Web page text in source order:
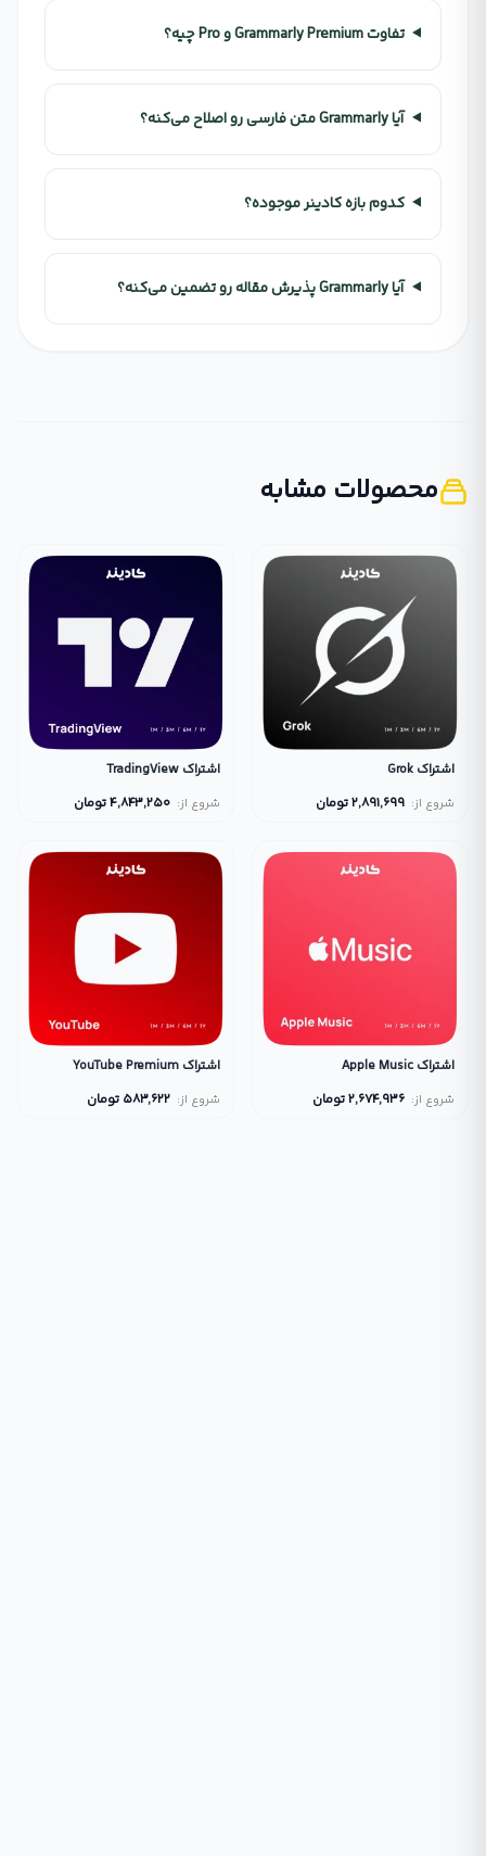
تفاوت Grammarly Premium و Pro چیه؟
آیا Grammarly متن فارسی رو اصلاح می‌کنه؟
کدوم بازه کادینر موجوده؟
آیا Grammarly پذیرش مقاله رو تضمین می‌کنه؟
محصولات مشابه
اشتراک Grok
شروع از: 2,891,699تومان
اشتراک TradingView
شروع از: 4,843,250تومان
اشتراک Apple Music
شروع از: 2,674,936تومان
اشتراک YouTube Premium
شروع از: 583,622 تومان